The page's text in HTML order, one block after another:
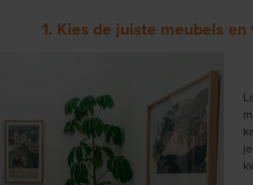
1. Kies de juiste meubels